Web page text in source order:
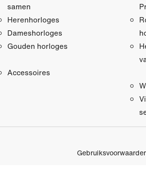
samen
Herenhorloges
Dameshorloges
Gouden horloges
Accessoires